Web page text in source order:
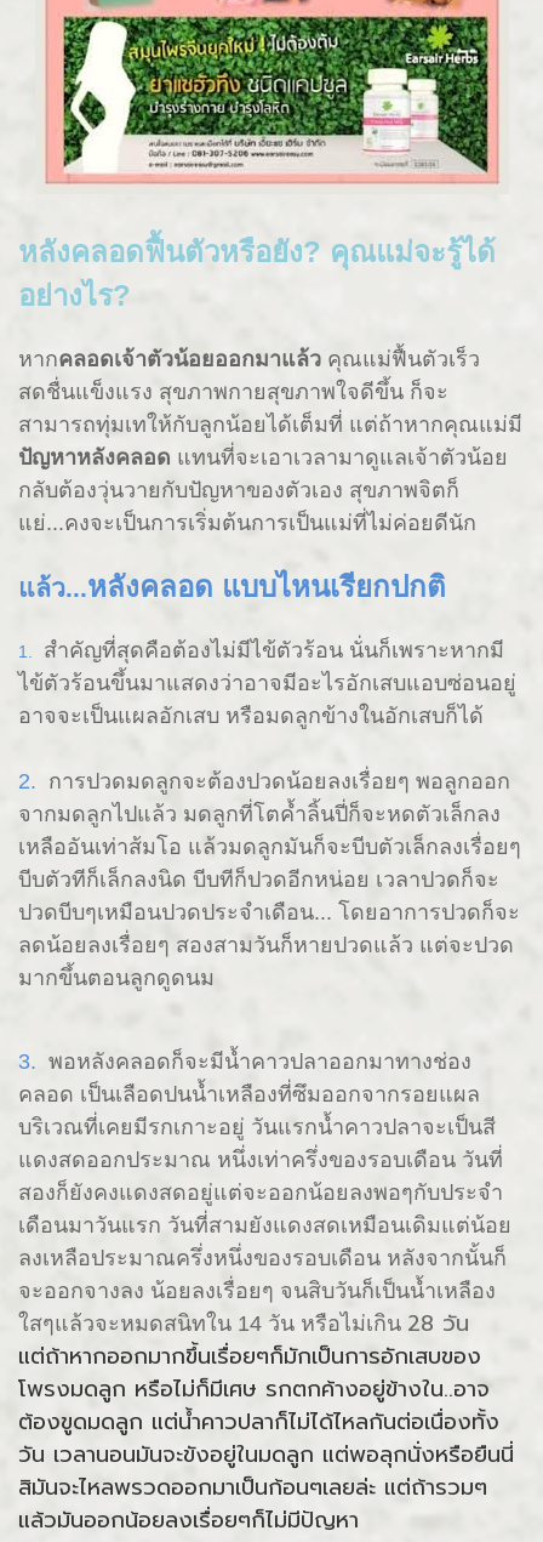
หลังคลอดฟื้นตัวหรือยัง? คุณแม่จะรู้ได้
อย่างไร?
หากคลอดเจ้าตัวน้อยออกมาแล้ว คุณแม่ฟื้นตัวเร็ว
สดชื่นแข็งแรง สุขภาพกายสุขภาพใจดีขึ้น ก็จะ
สามารถทุ่มเทให้กับลูกน้อยได้เต็มที่ แต่ถ้าหากคุณแม่มี
ปัญหาหลังคลอด แทนที่จะเอาเวลามาดูแลเจ้าตัวน้อย
กลับต้องวุ่นวายกับปัญหาของตัวเอง สุขภาพจิตก็
แย่...คงจะเป็นการเริ่มต้นการเป็นแม่ที่ไม่ค่อยดีนัก
แล้ว...หลังคลอด แบบไหนเรียกปกติ
1.
สำคัญที่สุดคือต้องไม่มีไข้ตัวร้อน นั่นก็เพราะหากมี
ไข้ตัวร้อนขึ้นมาแสดงว่าอาจมีอะไรอักเสบแอบซ่อนอยู่
อาจจะเป็นแผลอักเสบ หรือมดลูกข้างในอักเสบก็ได้
2. การปวดมดลูกจะต้องปวดน้อยลงเรื่อยๆ พอลูกออก
จากมดลูกไปแล้ว มดลูกที่โตค้ำลิ้นปี่ก็จะหดตัวเล็กลง
เหลืออันเท่าส้มโอ แล้วมดลูกมันก็จะบีบตัวเล็กลงเรื่อยๆ
บีบตัวทีก็เล็กลงนิด บีบทีก็ปวดอีกหน่อย เวลาปวดก็จะ
ปวดบีบๆเหมือนปวดประจำเดือน... โดยอาการปวดก็จะ
ลดน้อยลงเรื่อยๆ สองสามวันก็หายปวดแล้ว แต่จะปวด
มากขึ้นตอนลูกดูดนม
3. พอหลังคลอดก็จะมีน้ำคาวปลาออกมาทางช่อง
คลอด เป็นเลือดปนน้ำเหลืองที่ซึมออกจากรอยแผล
บริเวณที่เคยมีรกเกาะอยู่ วันแรกน้ำคาวปลาจะเป็นสี
แดงสดออกประมาณ หนึ่งเท่าครึ่งของรอบเดือน วันที่
สองก็ยังคงแดงสดอยู่แต่จะออกน้อยลงพอๆกับประจำ
เดือนมาวันแรก วันที่สามยังแดงสดเหมือนเดิมแต่น้อย
ลงเหลือประมาณครึ่งหนึ่งของรอบเดือน หลังจากนั้นก็
จะออกจางลง น้อยลงเรื่อยๆ จนสิบวันก็เป็นน้ำเหลือง
ใสๆแล้วจะหมดสนิทใน 14 วัน หรือไม่เกิน 28 วัน
แต่ถ้าหากออกมากขึ้นเรื่อยๆก็มักเป็นการอักเสบของ
โพรงมดลูก หรือไม่ก็มีเศษ รกตกค้างอยู่ข้างใน..อาจ
ต้องขูดมดลูก แต่น้ำคาวปลาก็ไม่ได้ไหลกันต่อเนื่องทั้ง
วัน เวลานอนมันจะขังอยู่ในมดลูก แต่พอลุกนั่งหรือยืนนี่
สิมันจะไหลพรวดออกมาเป็นก้อนๆเลยล่ะ แต่ถ้ารวมๆ
แล้วมันออกน้อยลงเรื่อยๆก็ไม่มีปัญหา